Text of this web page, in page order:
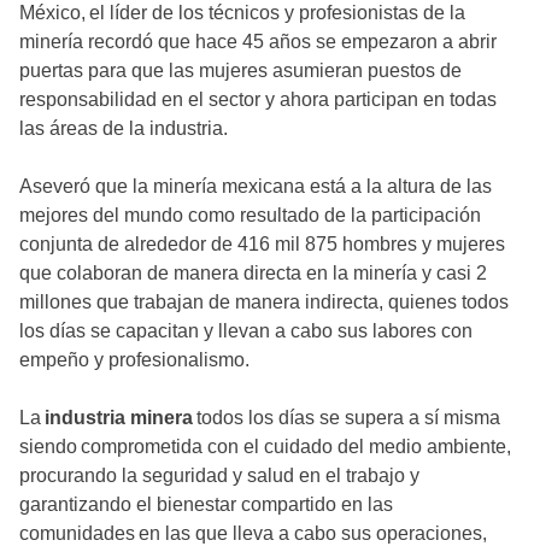
México, el líder de los técnicos y profesionistas de la
minería recordó que hace 45 años se empezaron a abrir
puertas para que las mujeres asumieran puestos de
responsabilidad en el sector y ahora participan en todas
las áreas de la industria.
Aseveró que la minería mexicana está a la altura de las
mejores del mundo como resultado de la participación
conjunta de alrededor de 416 mil 875 hombres y mujeres
que colaboran de manera directa en la minería y casi 2
millones que trabajan de manera indirecta, quienes todos
los días se capacitan y llevan a cabo sus labores con
empeño y profesionalismo.
La industria mineratodos los días se supera a sí misma
siendo comprometida con el cuidado del medio ambiente,
procurando la seguridad y salud en el trabajo y
garantizando el bienestar compartido en las
comunidades en las que lleva a cabo sus operaciones,